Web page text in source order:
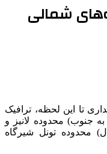
شمالی
تا این لحظه، ترافیک
جنوب) محدوده لانیز و
محدوده تونل شیرگاه